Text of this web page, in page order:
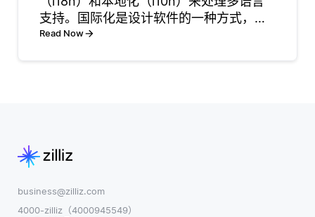
的每个智能体都
被设计为执行特
定任务或根据环
道将接收这些消
息的人，而订阅
支持。国际化是设计软件的一种方式，使
其能够轻松适应不同的语言和地区，而本
Read Now
business@zilliz.com
4000-zilliz（4000945549）